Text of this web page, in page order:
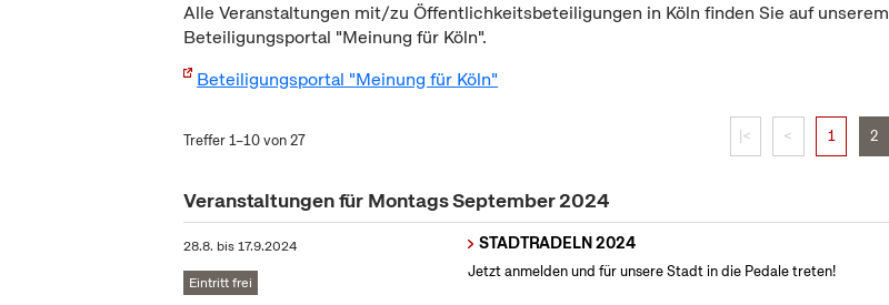
Alle Veranstaltungen mit/zu Öffentlichkeitsbeteiligungen in Köln finden Sie auf unserem
Beteiligungsportal "Meinung für Köln".
Beteiligungsportal "Meinung für Köln"
Treffer 1–10 von 27 |< < 1 2
Veranstaltungen für Montags September 2024
28.8. bis17.9.2024
Eintritt frei
STADTRADELN 2024
Jetzt anmelden und für unsere Stadt in die Pedale treten!